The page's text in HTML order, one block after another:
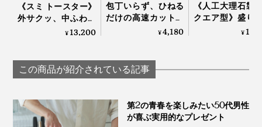
コンプリートセット／チタンゴールド
最近ホームシェフに目覚めたパートナーや友人へのギフ
トにも喜ばれるはずです。
素材そのもののおいしさを引き出す『hast.』のエディシ
ョンナイフ。
《スミ トースター》
外サクッ、中ふわっ
と焼きあがる、炭プ
¥13,200
包丁いらず、ひねる
だけの高速カット！
生姜やパセリにも使
ル」｜Garlic Twist 4.0
¥4,180
《人工大理石製
クエア型》盛り
が見違えて、会
¥
この商品が紹介されている記事
第2の青春を楽しみたい50代男性
が喜ぶ実用的なプレゼント